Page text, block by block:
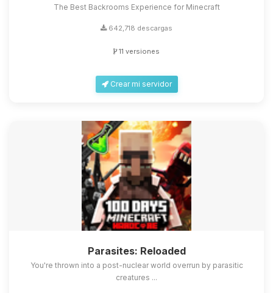
The Best Backrooms Experience for Minecraft
642,718 descargas
11 versiones
Crear mi servidor
Parasites: Reloaded
You're thrown into a post-nuclear world overrun by parasitic
creatures ...